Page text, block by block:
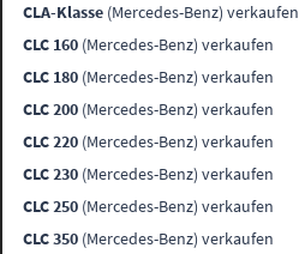
CLA-Klasse (Mercedes-Benz) verkaufen
CLC 160 (Mercedes-Benz) verkaufen
CLC 180 (Mercedes-Benz) verkaufen
CLC 200 (Mercedes-Benz) verkaufen
CLC 220 (Mercedes-Benz) verkaufen
CLC 230 (Mercedes-Benz) verkaufen
CLC 250 (Mercedes-Benz) verkaufen
CLC 350 (Mercedes-Benz) verkaufen